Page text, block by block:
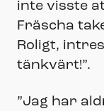
inte visste
Fräscha
Roligt,
tänkvärt!”.
”Jag har